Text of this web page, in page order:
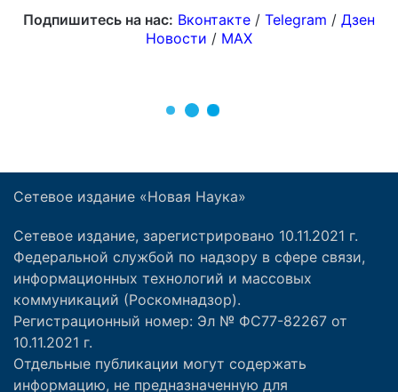
Сетевое издание «Новая Наука»
Сетевое издание, зарегистрировано 10.11.2021 г.
Федеральной службой по надзору в сфере связи,
информационных технологий и массовых
коммуникаций (Роскомнадзор).
Регистрационный номер: Эл № ФС77-82267 от
10.11.2021 г.
Отдельные публикации могут содержать
информацию, не предназначенную для